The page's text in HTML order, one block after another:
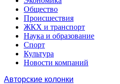
Общество
Происшествия
ЖКХ и транспорт
Наука и образование
Спорт
Культура
Новости компаний
Авторские колонки